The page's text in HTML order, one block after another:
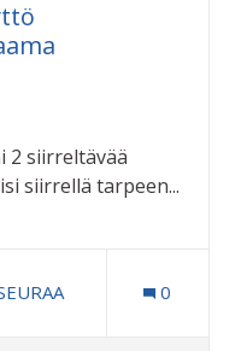
2 siirreltävää
siirrellä tarpeen...
Yhteisöllisyys
SEURAAJAA 0